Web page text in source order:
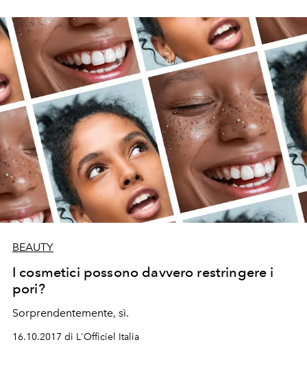
BEAUTY
I cosmetici possono davvero restringere i
pori?
Sorprendentemente, sì.
16.10.2017 di L'Officiel Italia